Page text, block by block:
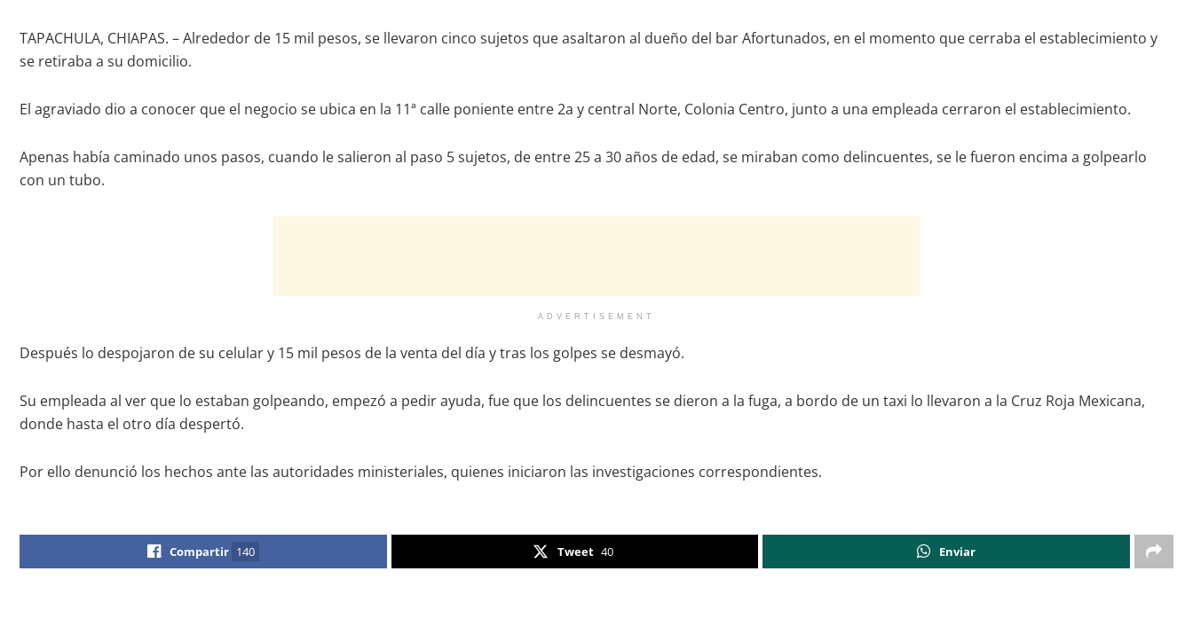
TAPACHULA, CHIAPAS. – Alrededor de 15 mil pesos, se llevaron cinco sujetos que asaltaron al dueño del bar Afortunados, en el momento que cerraba el establecimiento y
se retiraba a su domicilio.
El agraviado dio a conocer que el negocio se ubica en la 11ª calle poniente entre 2a y central Norte, Colonia Centro, junto a una empleada cerraron el establecimiento.
Apenas había caminado unos pasos, cuando le salieron al paso 5 sujetos, de entre 25 a 30 años de edad, se miraban como delincuentes, se le fueron encima a golpearlo
con un tubo.
ADVERTISEMENT
Después lo despojaron de su celular y 15 mil pesos de la venta del día y tras los golpes se desmayó.
Su empleada al ver que lo estaban golpeando, empezó a pedir ayuda, fue que los delincuentes se dieron a la fuga, a bordo de un taxi lo llevaron a la Cruz Roja Mexicana,
donde hasta el otro día despertó.
Por ello denunció los hechos ante las autoridades ministeriales, quienes iniciaron las investigaciones correspondientes.
Compartir 140 Tweet 40 Enviar